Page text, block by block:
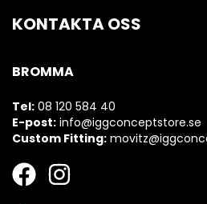
KONTAKTA OSS
BROMMA
Tel: 08 120 584 40
E-post: info@iggconceptstore.se
Custom Fitting: